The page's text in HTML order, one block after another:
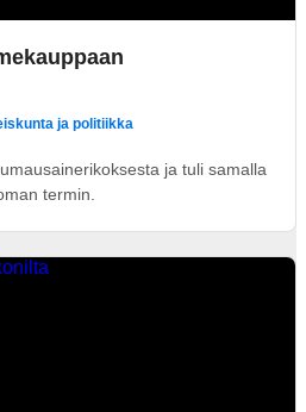
ja politiikka
ja tuli samalla
termin.